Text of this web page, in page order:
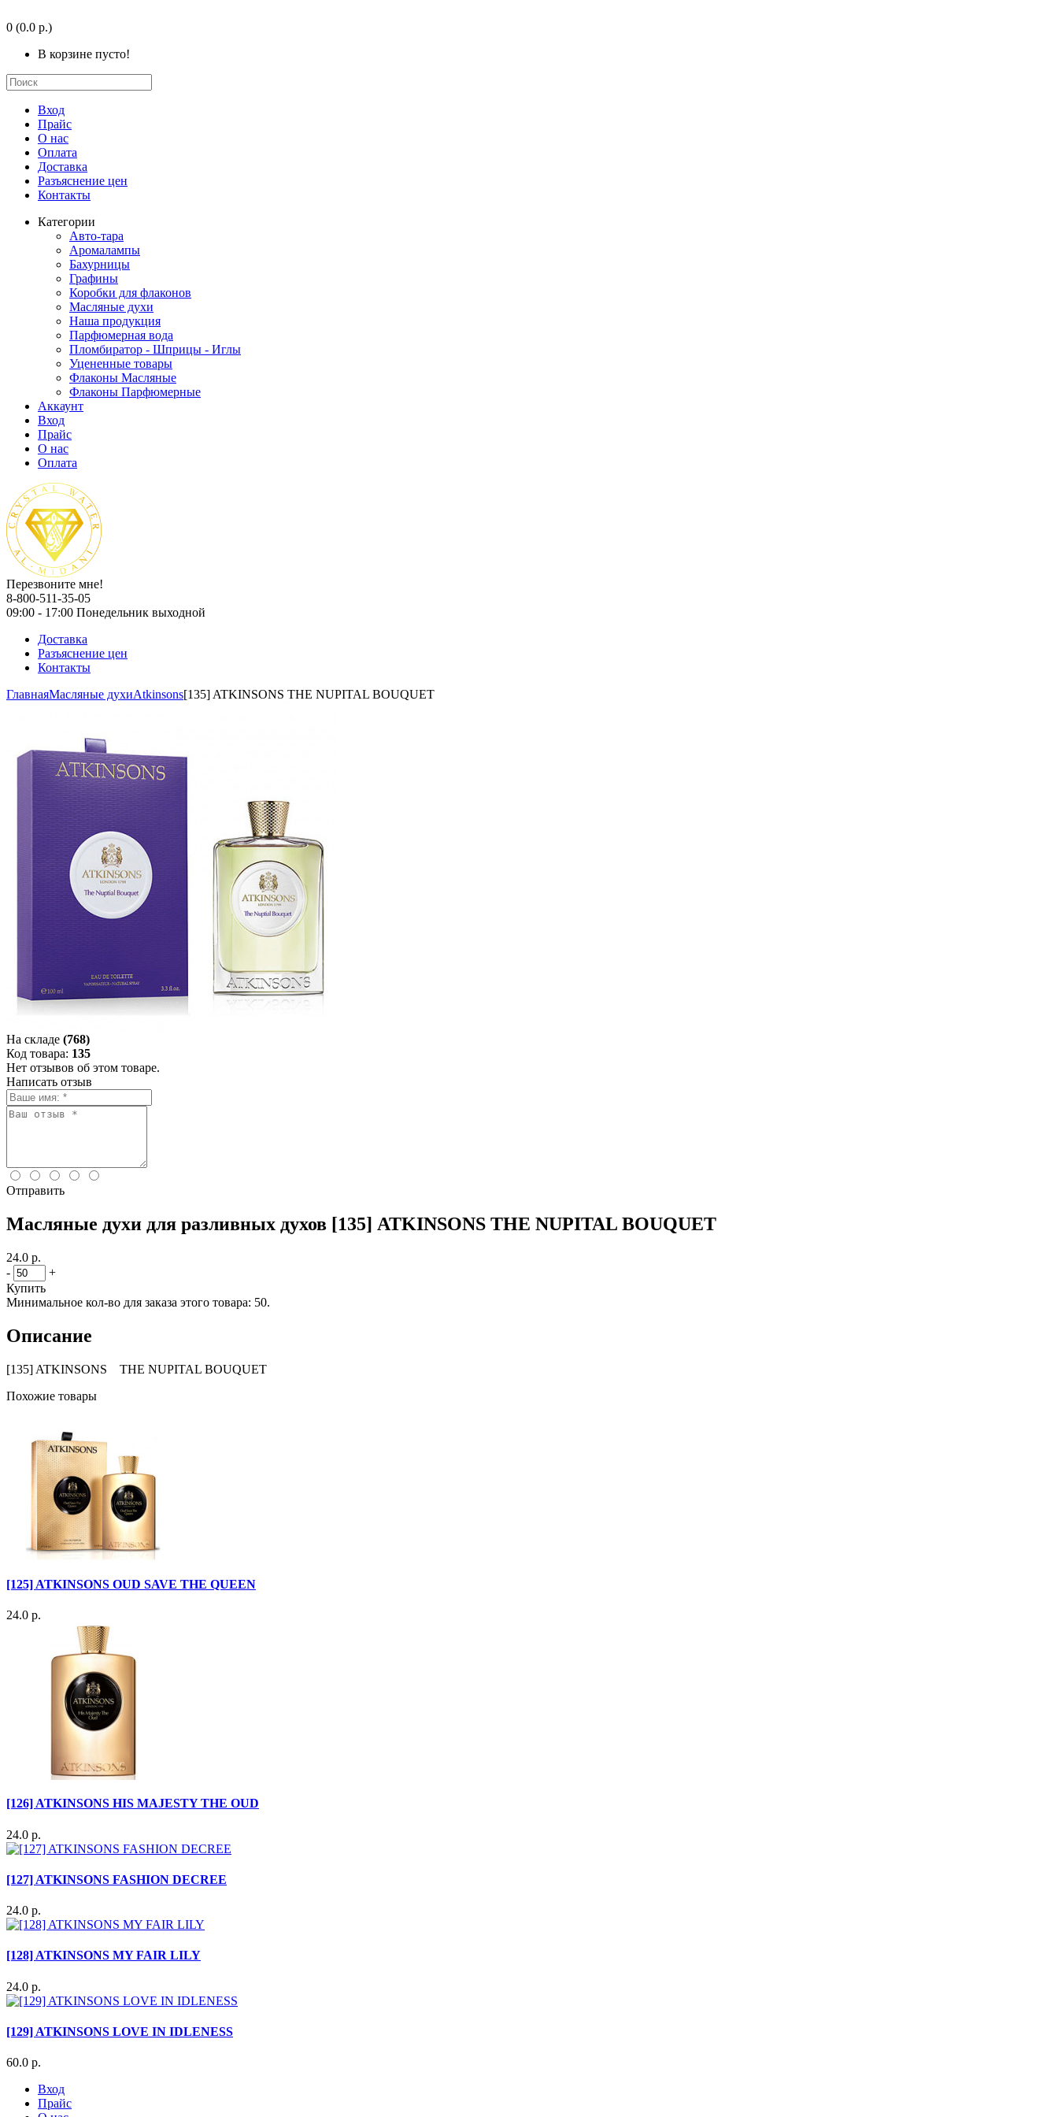
0 (0.0 р.)
В корзине пусто!
Вход
Прайс
О нас
Оплата
Доставка
Разъяснение цен
Контакты
Категории
Авто-тара
Аромалампы
Бахурницы
Графины
Коробки для флаконов
Масляные духи
Наша продукция
Парфюмерная вода
Пломбиратор - Шприцы - Иглы
Уцененные товары
Флаконы Масляные
Флаконы Парфюмерные
Аккаунт
Вход
Прайс
О нас
Оплата
Перезвоните мне!
8-800-511-35-05
09:00 - 17:00 Понедельник выходной
Доставка
Разъяснение цен
Контакты
ГлавнаяМасляные духиAtkinsons[135] ATKINSONS THE NUPITAL BOUQUET
На складе (768)
Код товара: 135
Нет отзывов об этом товаре.
Написать отзыв
Отправить
Масляные духи для разливных духов [135] ATKINSONS THE NUPITAL BOUQUET
24.0 р.
-
+
Купить
Минимальное кол-во для заказа этого товара: 50.
Описание
[135] ATKINSONS THE NUPITAL BOUQUET
Похожие товары
[125] ATKINSONS OUD SAVE THE QUEEN
24.0 р.
[126] ATKINSONS HIS MAJESTY THE OUD
24.0 р.
[127] ATKINSONS FASHION DECREE
24.0 р.
[128] ATKINSONS MY FAIR LILY
24.0 р.
[129] ATKINSONS LOVE IN IDLENESS
60.0 р.
Вход
Прайс